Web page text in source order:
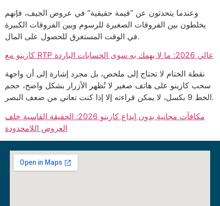
وعندما يتحدثون عن “قيمة حقيقية” في عروض الجيف، فإنهم
يخلطون بين الفروقات الصغيرة للرسوم وبين الفروقات الكبيرة
في الوقت المستغرق للحصول على المال.
كازينو مع RTP عالي 2026: ما لا يهمك به سوى الحسابات الباردة
نقطة الختام لا تحتاج إلى ملخص، بل مجرد إشارة إلى أن واجهة
سحب كازينو على هاتف صغير لا تُظهر الأزرار بشكل واضح، حجم
الخط 9 بكسل، لا يمكن قراءته إلا إذا كنت تعاني من ضعف البصر.
مكافآت مجانية بدون إيداع كازينو 2026: الحقيقة القاسية خلف
العروض اللامحدودة